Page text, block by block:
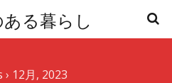
る暮らし
12月, 2023